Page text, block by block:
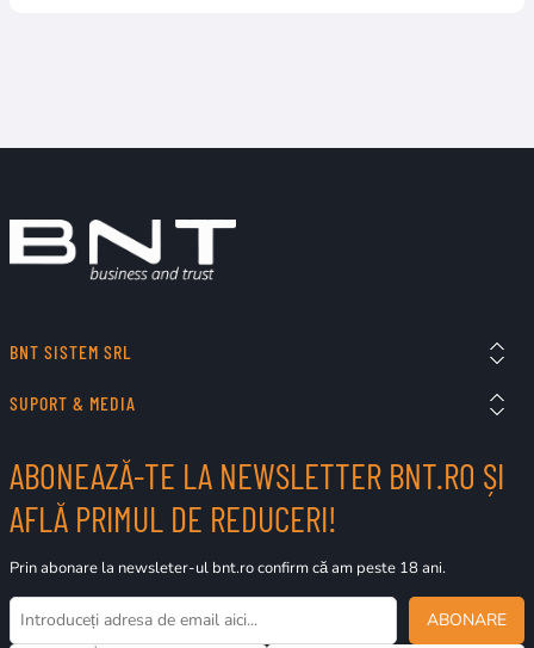
BNT SISTEM SRL
SUPORT & MEDIA
ABONEAZĂ-TE LA NEWSLETTER BNT.RO ȘI
AFLĂ PRIMUL DE REDUCERI!
Prin abonare la newsleter-ul bnt.ro confirm că am peste 18 ani.
ABONARE